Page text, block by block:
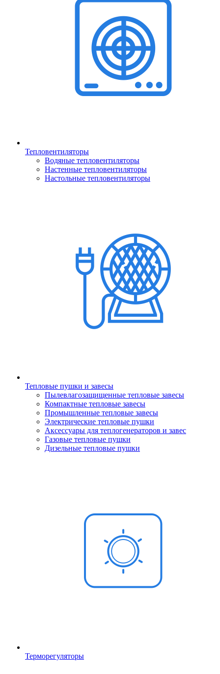
Тепловентиляторы
Водяные тепловентиляторы
Настенные тепловентиляторы
Настольные тепловентиляторы
Тепловые пушки и завесы
Пылевлагозащищенные тепловые завесы
Компактные тепловые завесы
Промышленные тепловые завесы
Электрические тепловые пушки
Аксессуары для теплогенераторов и завес
Газовые тепловые пушки
Дизельные тепловые пушки
Терморегуляторы